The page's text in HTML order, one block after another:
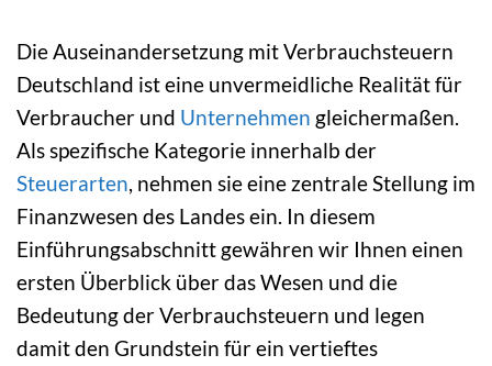
Die Auseinandersetzung mit Verbrauchsteuern
Deutschland ist eine unvermeidliche Realität für
Verbraucher und Unternehmen gleichermaßen.
Als spezifische Kategorie innerhalb der
Steuerarten, nehmen sie eine zentrale Stellung im
Finanzwesen des Landes ein. In diesem
Einführungsabschnitt gewähren wir Ihnen einen
ersten Überblick über das Wesen und die
Bedeutung der Verbrauchsteuern und legen
damit den Grundstein für ein vertieftes